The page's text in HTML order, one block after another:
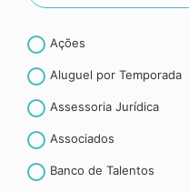
Ações
Aluguel por Temporada
Assessoria Jurídica
Associados
Banco de Talentos